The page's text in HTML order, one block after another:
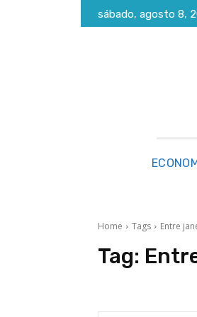
sábado, agosto 8,
Home Tags Entre
Tag: